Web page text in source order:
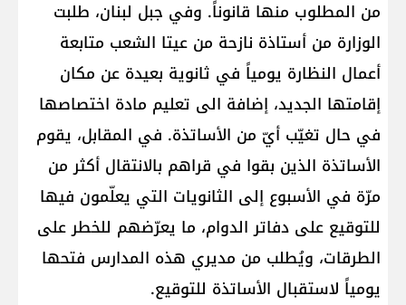
من المطلوب منها قانوناً. وفي جبل لبنان، طلبت
الوزارة من أستاذة نازحة من عيتا الشعب متابعة
أعمال النظارة يومياً في ثانوية بعيدة عن مكان
إقامتها الجديد، إضافة الى تعليم مادة اختصاصها
في حال تغيّب أيّ من الأساتذة. في المقابل، يقوم
الأساتذة الذين بقوا في قراهم بالانتقال أكثر من
مرّة في الأسبوع إلى الثانويات التي يعلّمون فيها
للتوقيع على دفاتر الدوام، ما يعرّضهم للخطر على
الطرقات، ويُطلب من مديري هذه المدارس فتحها
يومياً لاستقبال الأساتذة للتوقيع.